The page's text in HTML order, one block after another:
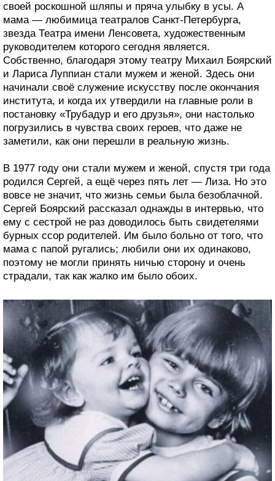
своей роскошной шляпы и пряча улыбку в усы. А
мама — любимица театралов Санкт-Петербурга,
звезда Театра имени Ленсовета, художественным
руководителем которого сегодня является.
Собственно, благодаря этому театру Михаил Боярский
и Лариса Луппиан стали мужем и женой. Здесь они
начинали своё служение искусству после окончания
института, и когда их утвердили на главные роли в
постановку «Трубадур и его друзья», они настолько
погрузились в чувства своих героев, что даже не
заметили, как они перешли в реальную жизнь.
В 1977 году они стали мужем и женой, спустя три года
родился Сергей, а ещё через пять лет — Лиза. Но это
вовсе не значит, что жизнь семьи была безоблачной.
Сергей Боярский рассказал однажды в интервью, что
ему с сестрой не раз доводилось быть свидетелями
бурных ссор родителей. Им было больно от того, что
мама с папой ругались; любили они их одинаково,
поэтому не могли принять ничью сторону и очень
страдали, так как жалко им было обоих.